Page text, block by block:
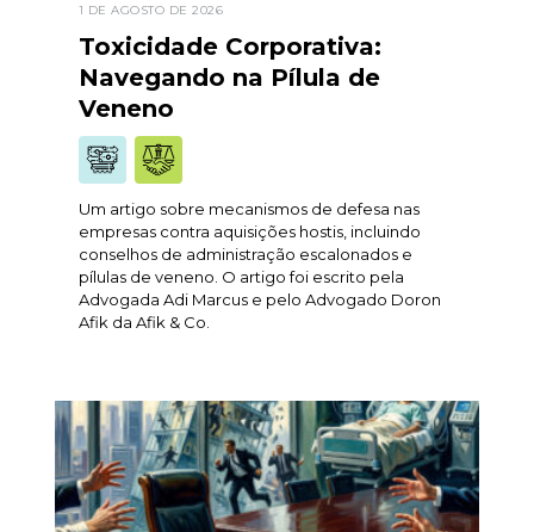
1 DE AGOSTO DE 2026
Toxicidade Corporativa:
Navegando na Pílula de
Veneno
Um artigo sobre mecanismos de defesa nas
empresas contra aquisições hostis, incluindo
conselhos de administração escalonados e
pílulas de veneno. O artigo foi escrito pela
Advogada Adi Marcus e pelo Advogado Doron
Afik da Afik & Co.